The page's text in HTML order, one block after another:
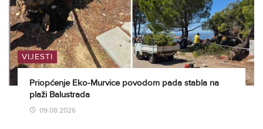
VIJESTI
Priopćenje Eko-Murvice povodom pada stabla na
plaži Balustrada
09.08.2026